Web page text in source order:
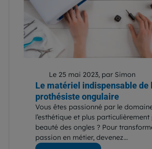
Le 25 mai 2023, par Simon
Le matériel indispensable de
prothésiste ongulaire
Vous êtes passionné par le
l’esthétique et plus particulièrement
beauté des ongles ? Pour
passion en métier, devenez...